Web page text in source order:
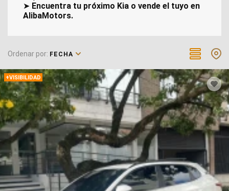
➤ Encuentra tu próximo Kia o vende el tuyo en
AlibaMotors.
Ordenar por: FECHA
+VISIBILIDAD